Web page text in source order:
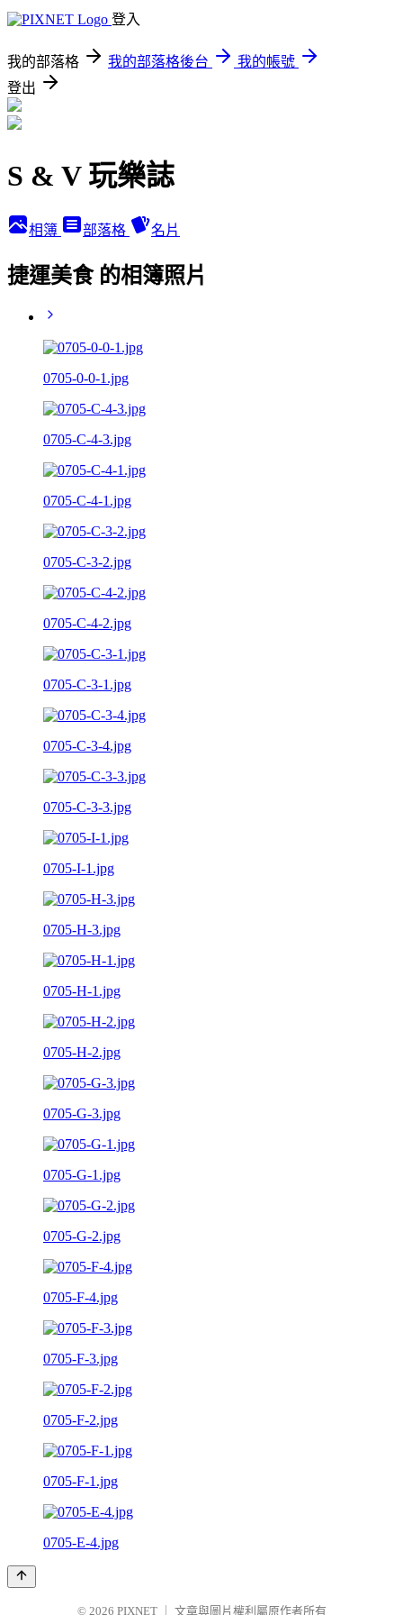
登入
我的部落格 我的部落格後台
我的帳號
登出
S & V 玩樂誌
相簿 部落格 名片
捷運美食 的相簿照片
0705-0-0-1.jpg
0705-C-4-3.jpg
0705-C-4-1.jpg
0705-C-3-2.jpg
0705-C-4-2.jpg
0705-C-3-1.jpg
0705-C-3-4.jpg
0705-C-3-3.jpg
0705-I-1.jpg
0705-H-3.jpg
0705-H-1.jpg
0705-H-2.jpg
0705-G-3.jpg
0705-G-1.jpg
0705-G-2.jpg
0705-F-4.jpg
0705-F-3.jpg
0705-F-2.jpg
0705-F-1.jpg
0705-E-4.jpg
© 2026 PIXNET 文章與圖片權利屬原作者所有